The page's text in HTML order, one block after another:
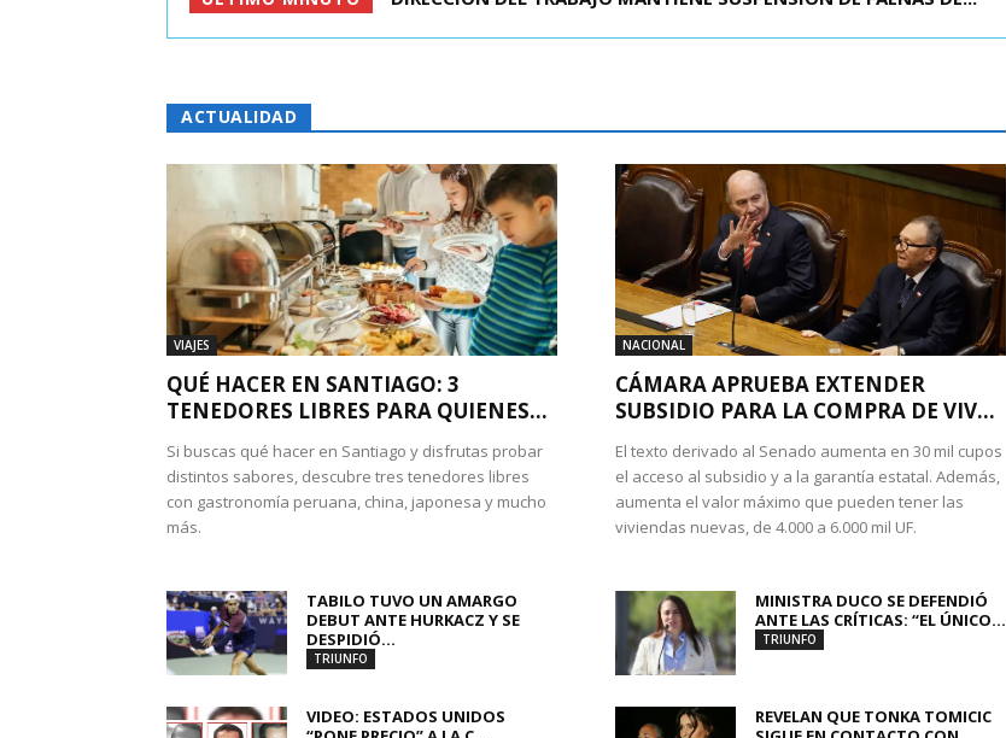
ACTUALIDAD
VIAJES
QUÉ HACER EN SANTIAGO: 3
TENEDORES LIBRES PARA QUIENES...
Si buscas qué hacer en Santiago y disfrutas probar
distintos sabores, descubre tres tenedores libres
con gastronomía peruana, china, japonesa y mucho
más.
NACIONAL
CÁMARA APRUEBA EXTENDER
SUBSIDIO PARA LA COMPRA DE VIV...
El texto derivado al Senado aumenta en 30 mil cupos
el acceso al subsidio y a la garantía estatal. Además,
aumenta el valor máximo que pueden tener las
viviendas nuevas, de 4.000 a 6.000 mil UF.
TABILO TUVO UN AMARGO
DEBUT ANTE HURKACZ Y SE
DESPIDIÓ...
TRIUNFO
MINISTRA DUCO SE DEFENDIÓ
ANTE LAS CRÍTICAS: “EL ÚNICO...
TRIUNFO
VIDEO: ESTADOS UNIDOS
REVELAN QUE TONKA TOMICIC